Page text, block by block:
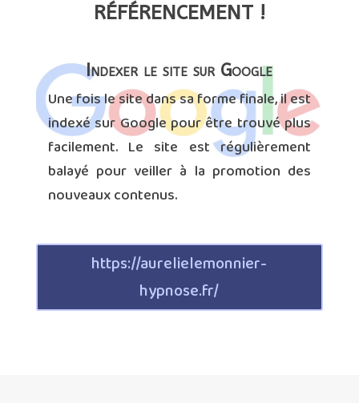
RÉFÉRENCEMENT !
Indexer le site sur Google
Une fois le site dans sa forme finale, il est
indexé sur Google pour être trouvé plus
facilement. Le site est régulièrement
balayé pour veiller à la promotion des
nouveaux contenus.
https://aurelielemonnier-
hypnose.fr/